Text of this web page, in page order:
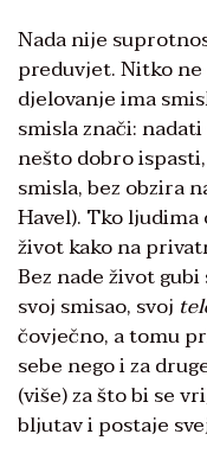
Nada nije
preduvjet. Nitko
djelovanje ima
smisla znači:
nešto dobro
smisla, bez obzira
Havel). Tko
život kako na
Bez nade život
svoj smisao, svoj
čovječno, a tomu
sebe nego i za
(više) za što bi se
bljutav i postaje